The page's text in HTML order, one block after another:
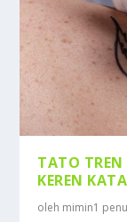
TATO TREN
KEREN
oleh mimin1